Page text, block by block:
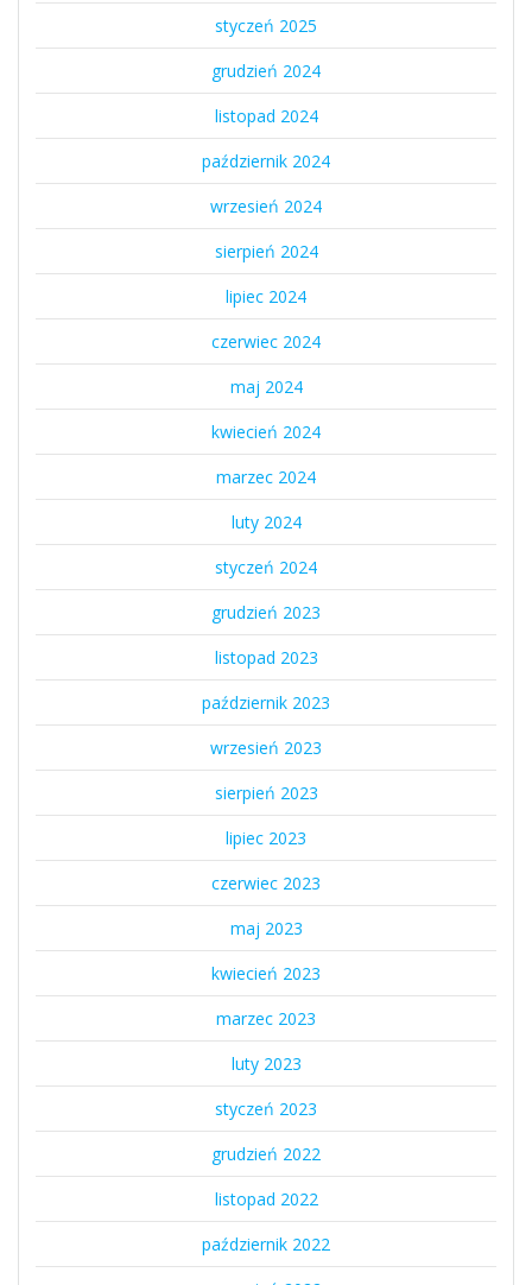
styczeń 2025
grudzień 2024
listopad 2024
październik 2024
wrzesień 2024
sierpień 2024
lipiec 2024
czerwiec 2024
maj 2024
kwiecień 2024
marzec 2024
luty 2024
styczeń 2024
grudzień 2023
listopad 2023
październik 2023
wrzesień 2023
sierpień 2023
lipiec 2023
czerwiec 2023
maj 2023
kwiecień 2023
marzec 2023
luty 2023
styczeń 2023
grudzień 2022
listopad 2022
październik 2022